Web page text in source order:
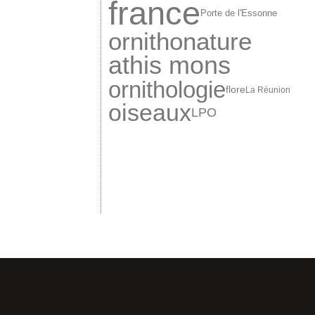
france Porte de l'Essonne
ornithonature
athis mons
ornithologiefloreLa Réunion
oiseauxLPO